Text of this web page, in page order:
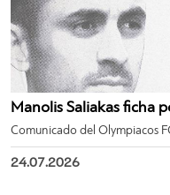
Manolis Saliakas ficha
Comunicado del Olympiacos
24.07.2026